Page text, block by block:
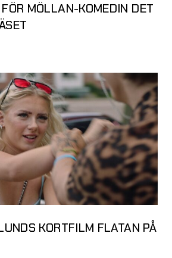
MÖLLAN-KOMEDIN DET
KORTFILM FLATAN PÅ